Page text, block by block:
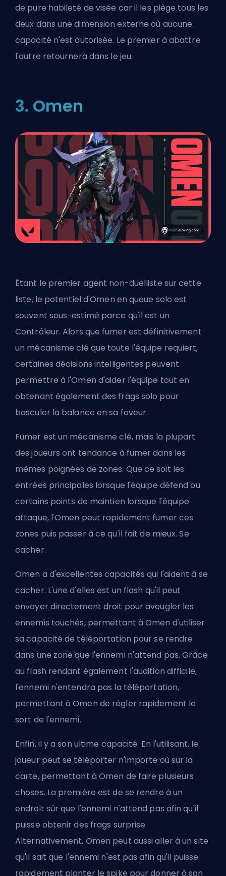
de pure habileté de visée car il les piège tous les
deux dans une dimension externe où aucune
capacité n'est autorisée. Le premier à abattre
l'autre retournera dans le jeu.
3. Omen
Étant le premier agent non-duelliste sur cette
liste, le potentiel d'Omen en queue solo est
souvent sous-estimé parce qu'il est un
Contrôleur. Alors que fumer est définitivement
un mécanisme clé que toute l'équipe requiert,
certaines décisions intelligentes peuvent
permettre à l'Omen d'aider l'équipe tout en
obtenant également des frags solo pour
basculer la balance en sa faveur.
Fumer est un mécanisme clé, mais la plupart
des joueurs ont tendance à fumer dans les
mêmes poignées de zones. Que ce soit les
entrées principales lorsque l'équipe défend ou
certains points de maintien lorsque l'équipe
attaque, l'Omen peut rapidement fumer ces
zones puis passer à ce qu'il fait de mieux. Se
cacher.
Omen a d'excellentes capacités qui l'aident à se
cacher. L'une d'elles est un flash qu'il peut
envoyer directement droit pour aveugler les
ennemis touchés, permettant à Omen d'utiliser
sa capacité de téléportation pour se rendre
dans une zone que l'ennemi n'attend pas. Grâce
au flash rendant également l'audition difficile,
l'ennemi n'entendra pas la téléportation,
permettant à Omen de régler rapidement le
sort de l'ennemi.
Enfin, il y a son ultime capacité. En l'utilisant, le
joueur peut se téléporter n'importe où sur la
carte, permettant à Omen de faire plusieurs
choses. La première est de se rendre à un
endroit sûr que l'ennemi n'attend pas afin qu'il
puisse obtenir des frags surprise.
Alternativement, Omen peut aussi aller à un site
qu'il sait que l'ennemi n'est pas afin qu'il puisse
rapidement planter le spike pour donner à son